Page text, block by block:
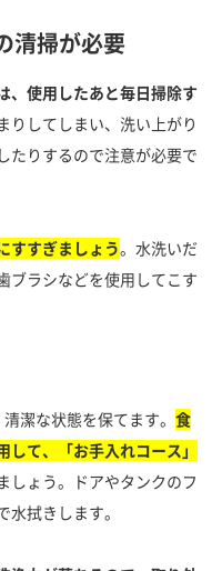
清掃が必要
、使用したあと毎日掃除す
りしてしまい、洗い上がり
たりするので注意が必要で
すすぎましょう。水洗いだ
ブラシなどを使用してこす
潔な状態を保てます。 食
て、「お手入れコース」
しょう。ドアやタンクのフ
拭きします。